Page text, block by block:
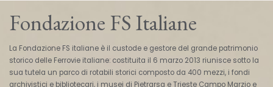
Fondazione FS Italiane
La Fondazione FS italiane è il custode e gestore del grande patrimonio
storico delle Ferrovie italiane: costituita il 6 marzo 2013 riunisce sotto la
sua tutela un parco di rotabili storici composto da 400 mezzi, i fondi
archivistici e bibliotecari, i musei di Pietrarsa e Trieste Campo Marzio e